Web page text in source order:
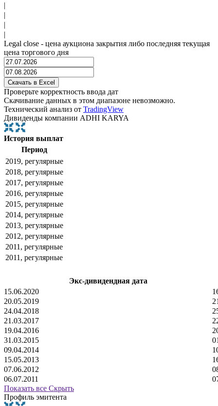
|
|
|
|
Legal close - цена аукциона закрытия либо последняя текущая
цена торгового дня
Проверьте корректность ввода дат
Скачивание данных в этом диапазоне невозможно.
Технический анализ от TradingView
Дивиденды компании ADHI KARYA
История выплат
Период
2019, регулярные
2018, регулярные
2017, регулярные
2016, регулярные
2015, регулярные
2014, регулярные
2013, регулярные
2012, регулярные
2011, регулярные
2011, регулярные
Экс-дивидендная дата
15.06.2020
20.05.2019
24.04.2018
21.03.2017
19.04.2016
31.03.2015
09.04.2014
15.05.2013
07.06.2012
06.07.2011
Показать все Скрыть
Профиль эмитента